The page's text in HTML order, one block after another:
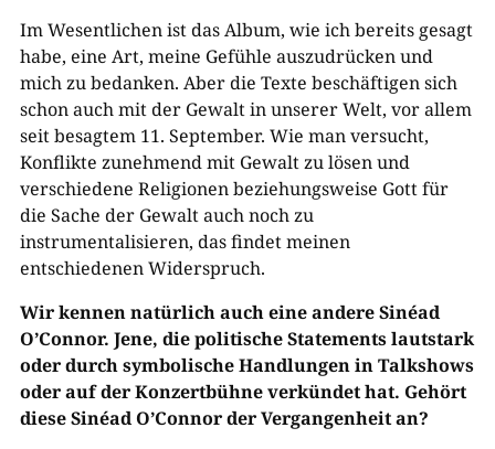
Im Wesentlichen ist das Album, wie ich bereits gesagt
habe, eine Art, meine Gefühle auszudrücken und
mich zu bedanken. Aber die Texte beschäftigen sich
schon auch mit der Gewalt in unserer Welt, vor allem
seit besagtem 11. September. Wie man versucht,
Konflikte zunehmend mit Gewalt zu lösen und
verschiedene Religionen beziehungsweise Gott für
die Sache der Gewalt auch noch zu
instrumentalisieren, das findet meinen
entschiedenen Widerspruch.
Wir kennen natürlich auch eine andere Sinéad
O’Connor. Jene, die politische Statements lautstark
oder durch symbolische Handlungen in Talkshows
oder auf der Konzertbühne verkündet hat. Gehört
diese Sinéad O’Connor der Vergangenheit an?